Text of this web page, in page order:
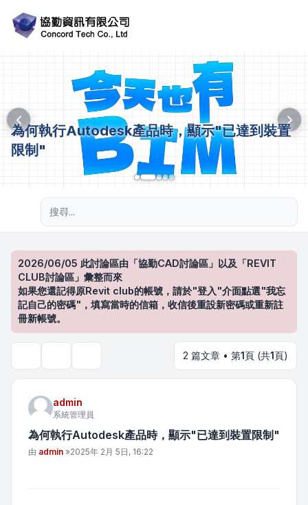
為何執行Autodesk產品時，顯示"已達到裝置
限制"
2026/06/05 此討論區由「協勤CAD討論區」以及「REVIT
CLUB討論區」彙整而來
如果您還記得原Revit club的帳號，請於"登入"介面點選"我忘
記自己的密碼"，填寫當時的信箱，收信後重設新密碼或重新註
冊新帳號。
2 篇文章 • 第1頁 (共1頁)
admin
系統管理員
為何執行Autodesk產品時，顯示"已達到裝置限制"
文章
由 admin »2025年 2月 5日, 16:22